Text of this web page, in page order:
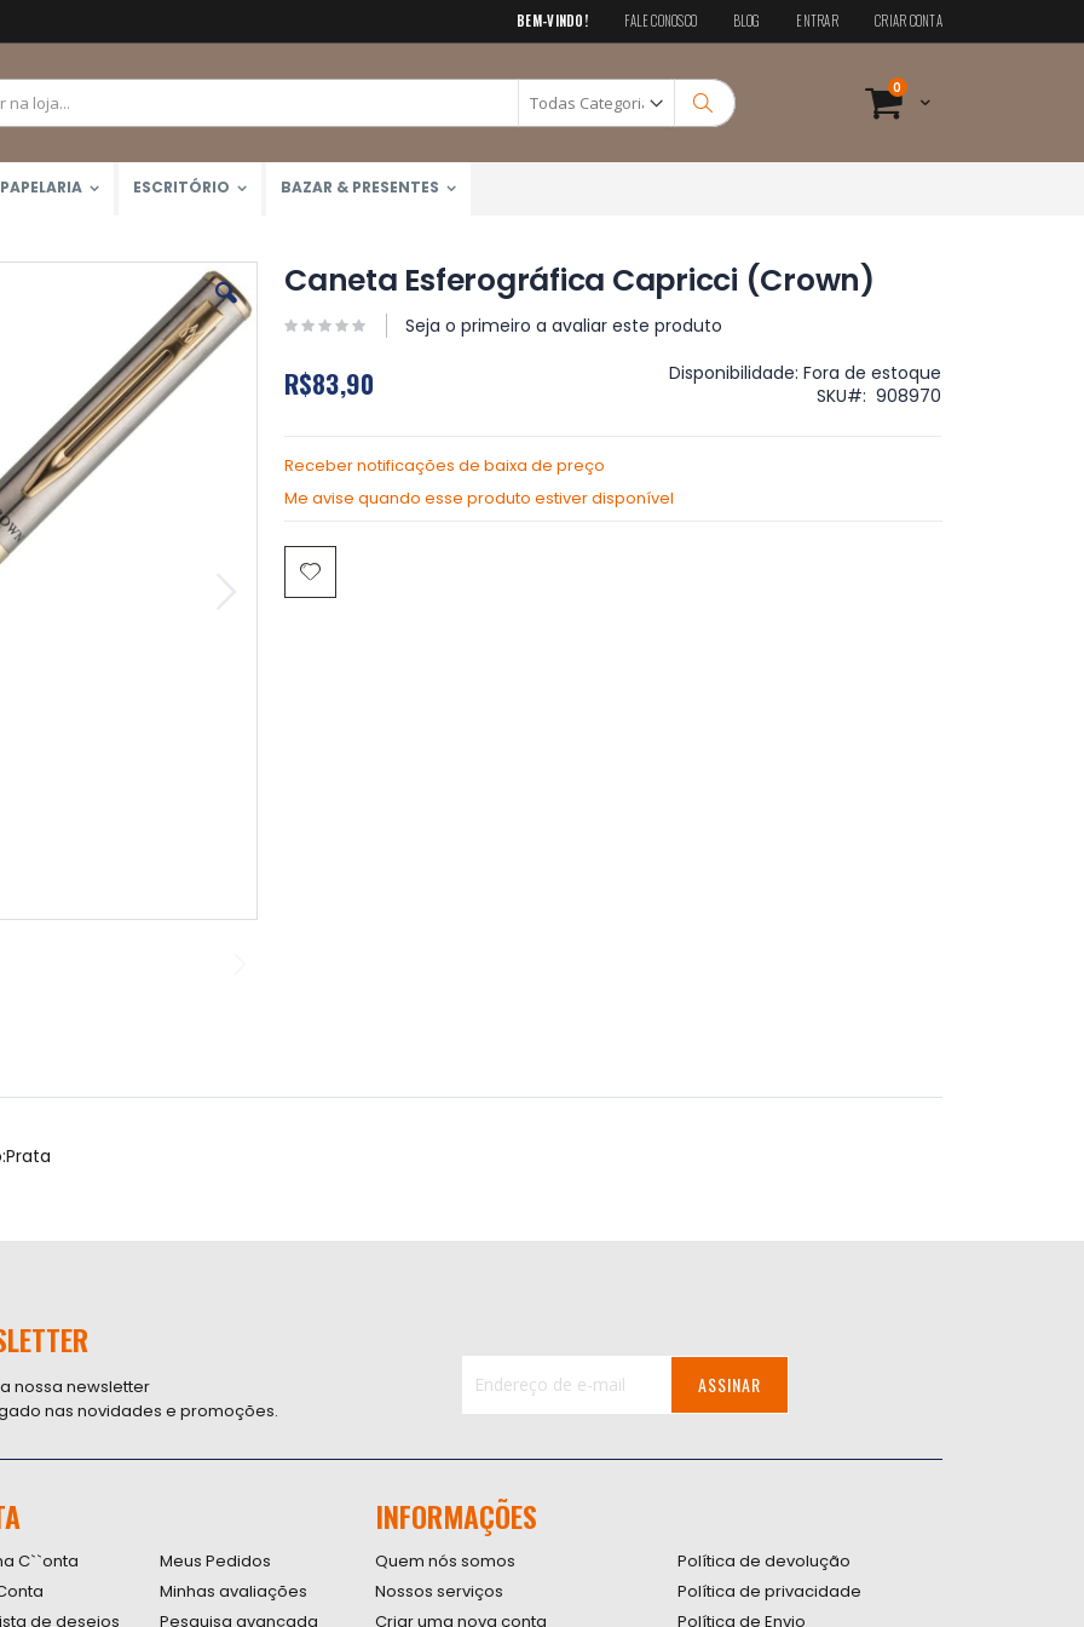
BEM-VINDO! FALE CONOSCO BLOG ENTRAR CRIAR CONTA
Cart
0 itens
Pesquisa
PAPELARIA ESCRITÓRIO BAZAR & PRESENTES
Caneta Esferográfica Capricci (Crown)
Seja o primeiro a avaliar este produto
R$83,90 Disponibilidade: Fora de estoque
SKU
908970
Receber notificações de baixa de preço
Me avise quando esse produto estiver disponível
nossa newsletter
nas novidades e promoções.
nossa
Newsletter:
ASSINAR
C``onta
de desejos
Meus Pedidos
Minhas avaliações
Pesquisa avançada
INFORMAÇÕES
Quem nós somos
Nossos serviços
Criar uma nova conta
Política de devolução
Política de privacidade
Política de Envio